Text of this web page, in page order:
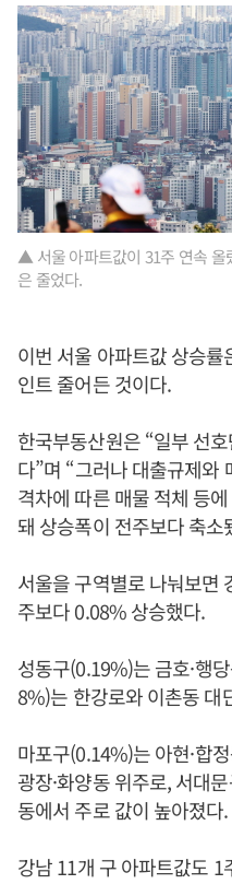
▲ 서울 아파트값이 31주 연속 올
은 줄었다.
이번 서울 아파트값 상승
인트 줄어든 것이다.
한국부동산원은 “일부 선
다”며 “그러나 대출규제와
격차에 따른 매물 적체 등
돼 상승폭이 전주보다 축소
서울을 구역별로 나눠보면
주보다 0.08% 상승했다.
성동구(0.19%)는 금호·행
8%)는 한강로와 이촌동 대
마포구(0.14%)는 아현·합
광장·화양동 위주로, 서대
동에서 주로 값이 높아졌다.
강남 11개 구 아파트값도